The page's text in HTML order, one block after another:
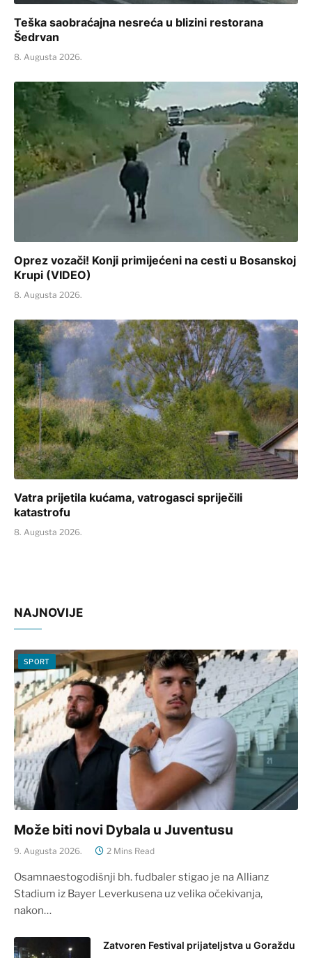
Teška saobraćajna nesreća u blizini restorana
Šedrvan
8. Augusta 2026.
Oprez vozači! Konji primijećeni na cesti u Bosanskoj
Krupi (VIDEO)
8. Augusta 2026.
Vatra prijetila kućama, vatrogasci spriječili
katastrofu
8. Augusta 2026.
NAJNOVIJE
SPORT
Može biti novi Dybala u Juventusu
9. Augusta 2026. 2 Mins Read
Osamnaestogodišnji bh. fudbaler stigao je na Allianz
Stadium iz Bayer Leverkusena uz velika očekivanja,
nakon…
Zatvoren Festival prijateljstva u Goraždu